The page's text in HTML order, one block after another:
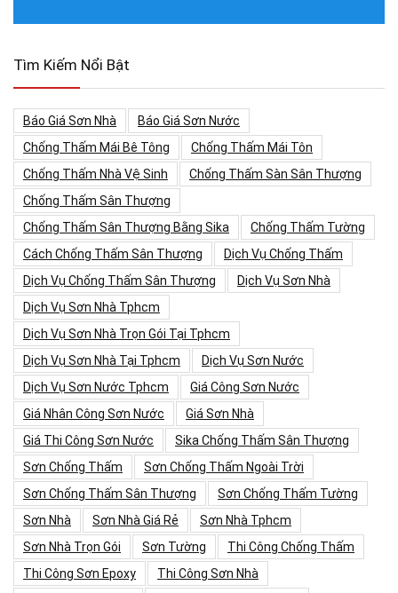
Tìm Kiếm Nổi Bật
Báo Giá Sơn Nhà
Báo Giá Sơn Nước
Chống Thấm Mái Bê Tông
Chống Thấm Mái Tôn
Chống Thấm Nhà Vệ Sinh
Chống Thấm Sàn Sân Thượng
Chống Thấm Sân Thượng
Chống Thấm Sân Thượng Bằng Sika
Chống Thấm Tường
Cách Chống Thấm Sân Thượng
Dịch Vụ Chống Thấm
Dịch Vụ Chống Thấm Sân Thượng
Dịch Vụ Sơn Nhà
Dịch Vụ Sơn Nhà Tphcm
Dịch Vụ Sơn Nhà Trọn Gói Tại Tphcm
Dịch Vụ Sơn Nhà Tại Tphcm
Dịch Vụ Sơn Nước
Dịch Vụ Sơn Nước Tphcm
Giá Công Sơn Nước
Giá Nhân Công Sơn Nước
Giá Sơn Nhà
Giá Thi Công Sơn Nước
Sika Chống Thấm Sân Thượng
Sơn Chống Thấm
Sơn Chống Thấm Ngoài Trời
Sơn Chống Thấm Sân Thượng
Sơn Chống Thấm Tường
Sơn Nhà
Sơn Nhà Giá Rẻ
Sơn Nhà Tphcm
Sơn Nhà Trọn Gói
Sơn Tường
Thi Công Chống Thấm
Thi Công Sơn Epoxy
Thi Công Sơn Nhà